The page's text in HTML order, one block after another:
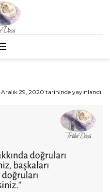
Aralık 29, 2020 tarihinde yayınlandı